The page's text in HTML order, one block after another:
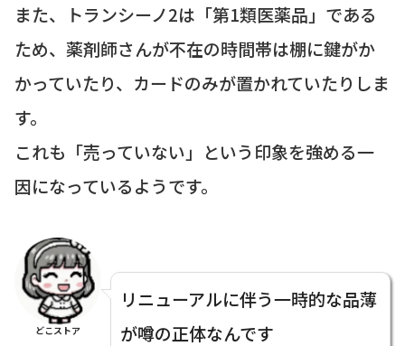
また、トランシーノ2は「第1類医薬品」である
ため、薬剤師さんが不在の時間帯は棚に鍵がか
かっていたり、カードのみが置かれていたりしま
す。
これも「売っていない」という印象を強める一
因になっているようです。
どこストア
リニューアルに伴う一時的な品薄
が噂の正体なんです